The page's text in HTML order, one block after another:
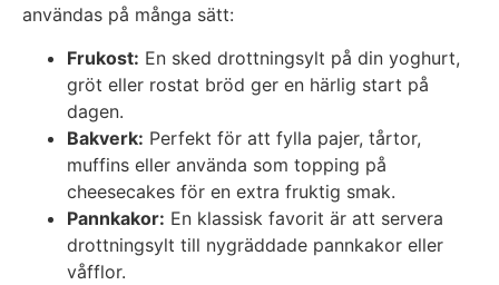
användas på många sätt:
Frukost: En sked drottningsylt på din yoghurt,
gröt eller rostat bröd ger en härlig start på
dagen.
Bakverk: Perfekt för att fylla pajer, tårtor,
muffins eller använda som topping på
cheesecakes för en extra fruktig smak.
Pannkakor: En klassisk favorit är att servera
drottningsylt till nygräddade pannkakor eller
våfflor.